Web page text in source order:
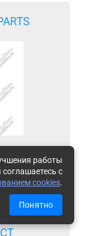
работы
с
cookies.
Понятно
)